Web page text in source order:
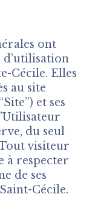
ont
Cécile. Elles
au site
et ses
du seul
visiteur
à respecter
de ses
Cécile.